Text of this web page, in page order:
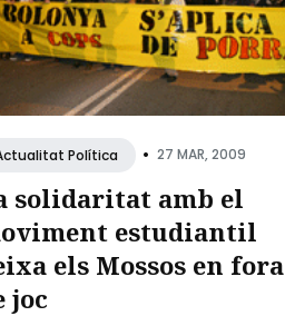
Política • 27 MAR, 2009
solidaritat amb el
estudiantil
els Mossos en fora
joc